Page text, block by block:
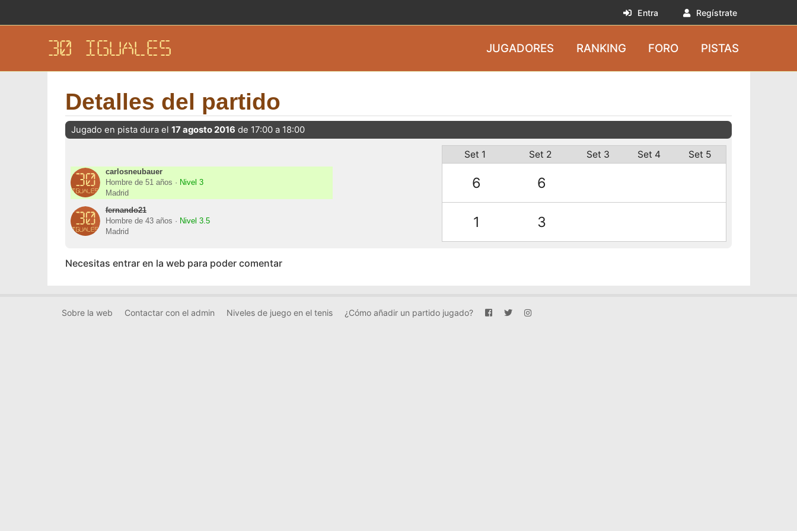
Entra Regístrate
30 IGUALES JUGADORES RANKING FORO PISTAS
Detalles del partido
Jugado en pista dura el17 agosto 2016 de 17:00 a 18:00
carlosneubauer
Hombre de 51 años · Nivel 3
Madrid
fernando21
Hombre de 43 años · Nivel 3.5
Madrid
Set 1 Set 2 Set 3 Set 4 Set 5
6 6
1 3
Necesitas entrar en la web para poder comentar
Sobre la web Contactar con el admin Niveles de juego en el tenis ¿Cómo añadir un partido jugado?